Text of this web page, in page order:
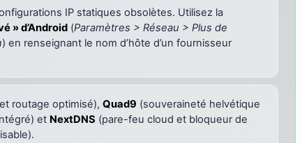
IP statiques obsolètes. Utilisez la
» d’Android (Paramètres > Réseau > Plus de
) en renseignant le nom d’hôte d’un fournisseur
routage optimisé), Quad9 (souveraineté helvétique
et NextDNS (pare-feu cloud et bloqueur de